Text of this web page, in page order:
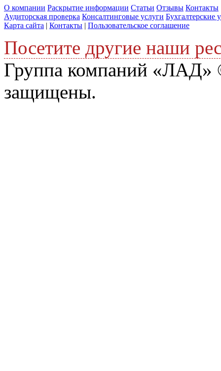
О компании Раскрытие информации Статьи Отзывы Контакты
Аудиторская проверка Консалтинговые услуги Бухгалтерские
Карта сайта | Контакты | Пользовательское соглашение
Посетите другие наши
Группа компаний «ЛАД»
защищены.